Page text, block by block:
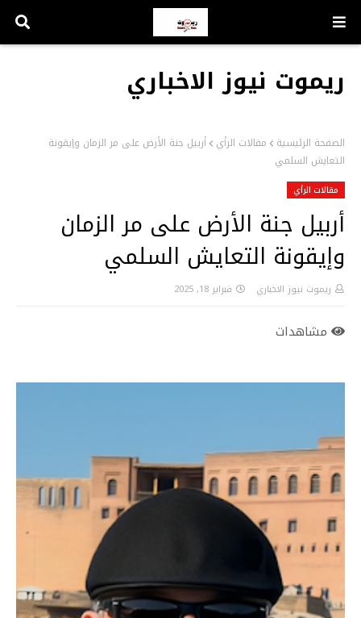
ريموت نيوز الاخباري
الصفحة الرئيسية مقالات الرأي أربيل جنة الأرض على مر الزمان وإيقونة
التعايش السلمي
مقالات الرأي
أربيل جنة الأرض على مر الزمان
وإيقونة التعايش السلمي
ريموت نيوز الاخباري فبراير 18, 2025
مشاهدات